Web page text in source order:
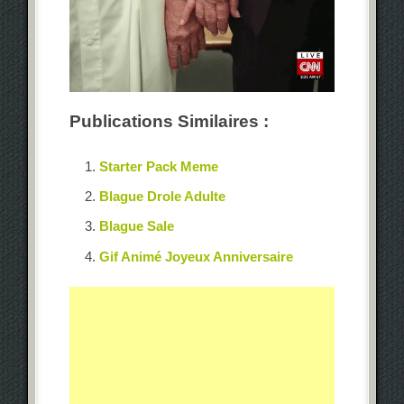
Publications Similaires :
Starter Pack Meme
Blague Drole Adulte
Blague Sale
Gif Animé Joyeux Anniversaire